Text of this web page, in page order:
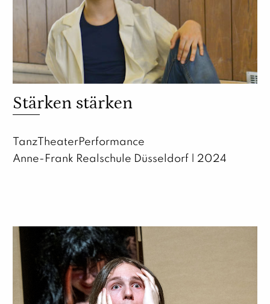
Stärken stärken
TanzTheaterPerformance
Anne-Frank Realschule Düsseldorf | 2024